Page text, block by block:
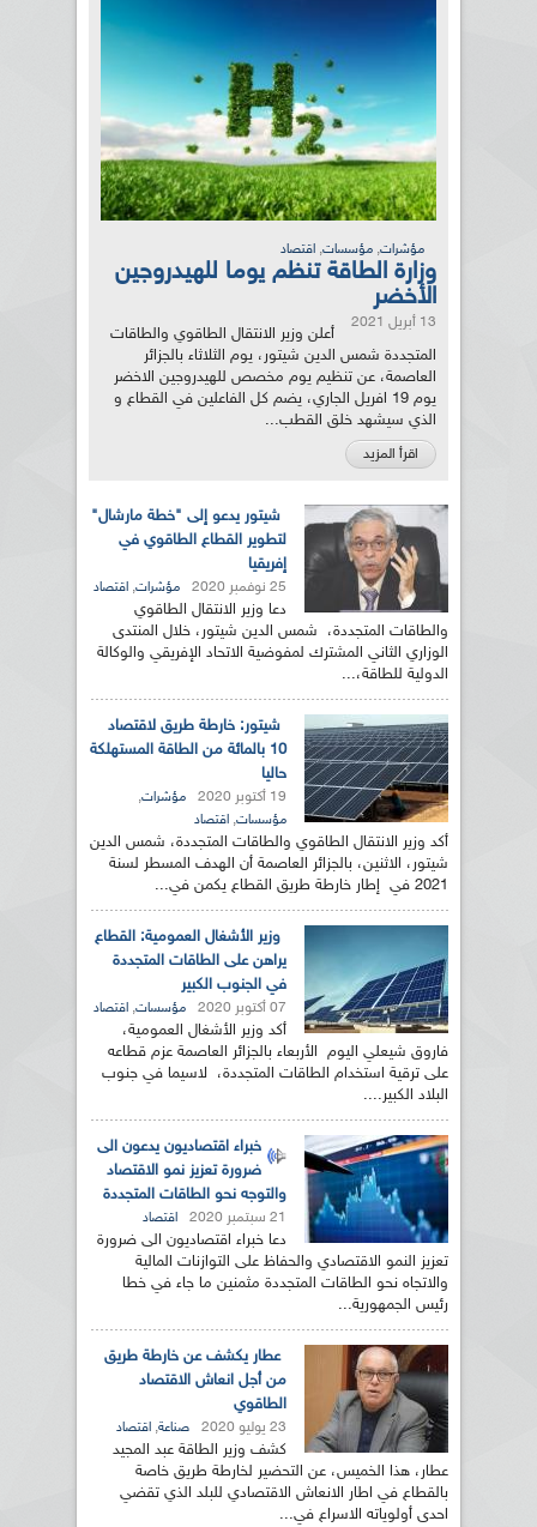
مؤشرات, مؤسسات, اقتصاد
وزارة الطاقة تنظم يوما للهيدروجين
الأخضر
13 أبريل 2021
أعلن وزير الانتقال الطاقوي والطاقات
المتجددة شمس الدين شيتور، يوم الثلاثاء بالجزائر
العاصمة، عن تنظيم يوم مخصص للهيدروجين الاخضر
يوم 19 افريل الجاري، يضم كل الفاعلين في القطاع و
الذي سيشهد خلق القطب...
اقرأ المزيد
شيتور يدعو إلى "خطة مارشال"
لتطوير القطاع الطاقوي في
إفريقيا
25 نوفمبر 2020 مؤشرات, اقتصاد
دعا وزير الانتقال الطاقوي
والطاقات المتجددة، شمس الدين شيتور، خلال المنتدى
الوزاري الثاني المشترك لمفوضية الاتحاد الإفريقي والوكالة
الدولية للطاقة،...
شيتور: خارطة طريق لاقتصاد
10 بالمائة من الطاقة المستهلكة
حاليا
19 أكتوبر 2020 مؤشرات,
مؤسسات, اقتصاد
أكد وزير الانتقال الطاقوي والطاقات المتجددة، شمس الدين
شيتور، الاثنين، بالجزائر العاصمة أن الهدف المسطر لسنة
2021 في إطار خارطة طريق القطاع يكمن في...
وزير الأشغال العمومية: القطاع
يراهن على الطاقات المتجددة
في الجنوب الكبير
07 أكتوبر 2020 مؤسسات, اقتصاد
أكد وزير الأشغال العمومية،
فاروق شيعلي اليوم الأربعاء بالجزائر العاصمة عزم قطاعه
على ترقية استخدام الطاقات المتجددة، لاسيما في جنوب
البلاد الكبير....
خبراء اقتصاديون يدعون الى
ضرورة تعزيز نمو الاقتصاد
والتوجه نحو الطاقات المتجددة
21 سبتمبر 2020 اقتصاد
دعا خبراء اقتصاديون الى ضرورة
تعزيز النمو الاقتصادي والحفاظ على التوازنات المالية
والاتجاه نحو الطاقات المتجددة مثمنين ما جاء في خطا
رئيس الجمهورية...
عطار يكشف عن خارطة طريق
من أجل انعاش الاقتصاد
الطاقوي
23 يوليو 2020 صناعة, اقتصاد
كشف وزير الطاقة عبد المجيد
عطار، هذا الخميس، عن التحضير لخارطة طريق خاصة
بالقطاع في اطار الانعاش الاقتصادي للبلد الذي تقضي
احدى أولوياته الاسراع في...